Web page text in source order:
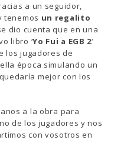
a un seguidor,
tenemos un regalito
dio cuenta que en una
libro ‘Yo Fui a EGB 2‘
los jugadores de
época simulando un
mejor con los
a la obra para
de los jugadores y nos
con vosotros en